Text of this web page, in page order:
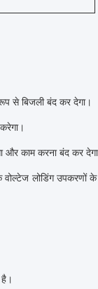
से बिजली बंद कर देगा।
और काम करना बंद कर
लोडिंग उपकरणों